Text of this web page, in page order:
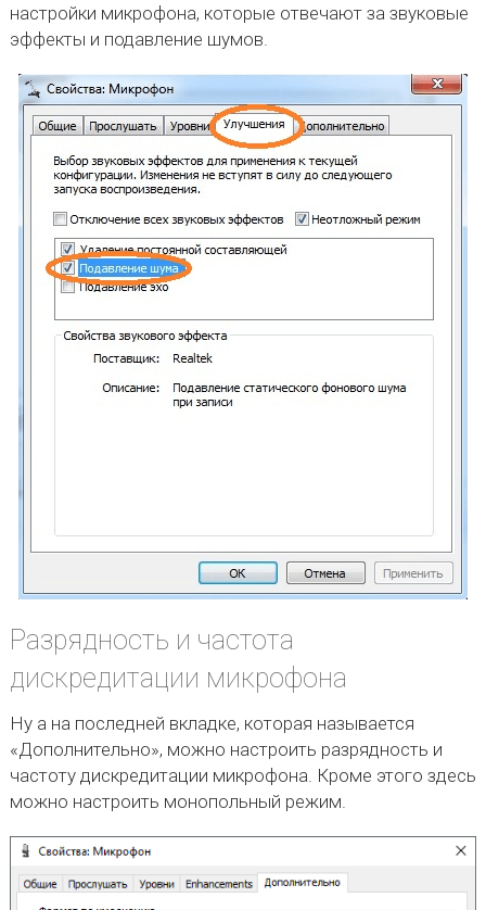
настройки микрофона, которые отвечают за звуковые
эффекты и подавление шумов.
Разрядность и частота
дискредитации микрофона
Ну а на последней вкладке, которая называется
«Дополнительно», можно настроить разрядность и
частоту дискредитации микрофона. Кроме этого здесь
можно настроить монопольный режим.